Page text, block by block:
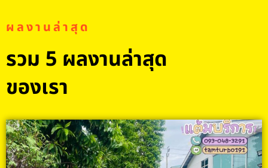
ผลงานล่าสุด
รวม 5 ผลงานล่าสุด
ของเรา